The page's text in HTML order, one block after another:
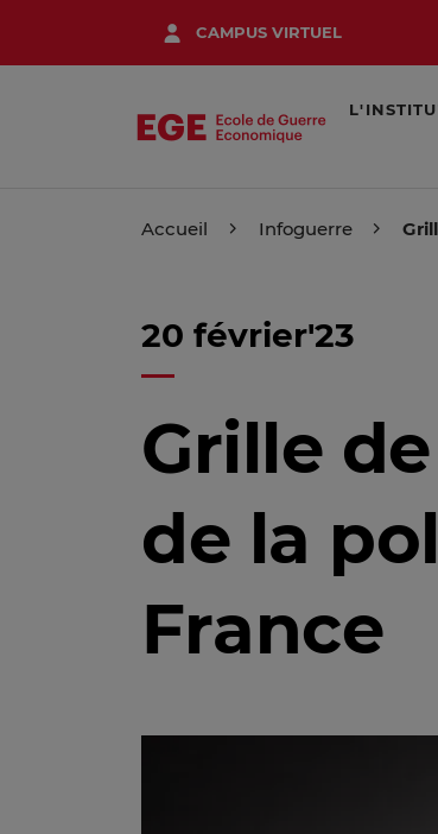
contenu
CAMPUS VIRTUEL
Accueil Infoguerre
20 février'23
Grille
de la
France